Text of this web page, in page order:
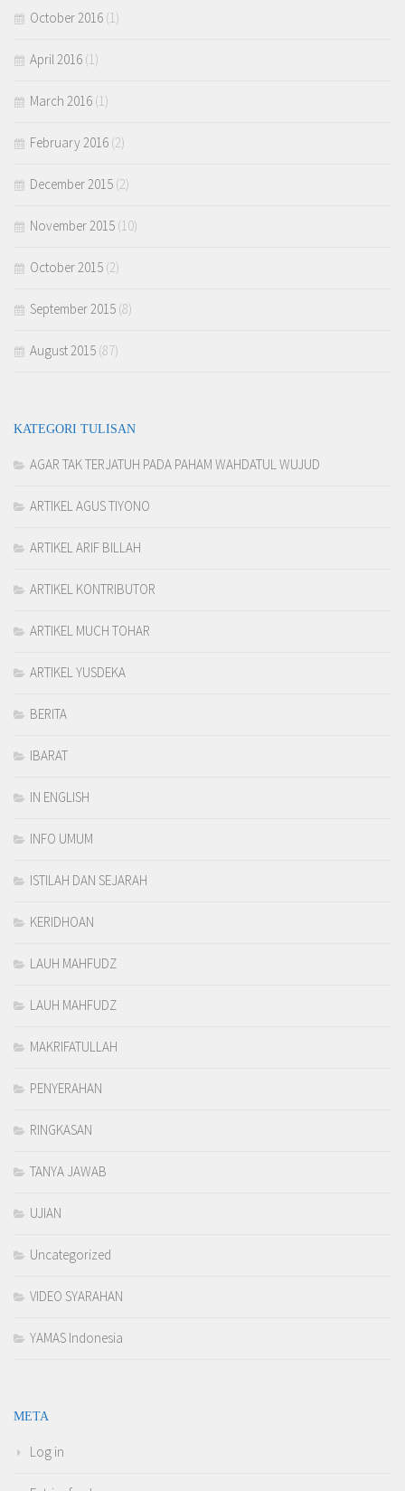
October 2016 (1)
April 2016 (1)
March 2016 (1)
February 2016 (2)
December 2015 (2)
November 2015 (10)
October 2015 (2)
September 2015 (8)
August 2015 (87)
KATEGORI TULISAN
AGAR TAK TERJATUH PADA PAHAM WAHDATUL WUJUD
ARTIKEL AGUS TIYONO
ARTIKEL ARIF BILLAH
ARTIKEL KONTRIBUTOR
ARTIKEL MUCH TOHAR
ARTIKEL YUSDEKA
BERITA
IBARAT
IN ENGLISH
INFO UMUM
ISTILAH DAN SEJARAH
KERIDHOAN
LAUH MAHFUDZ
LAUH MAHFUDZ
MAKRIFATULLAH
PENYERAHAN
RINGKASAN
TANYA JAWAB
UJIAN
Uncategorized
VIDEO SYARAHAN
YAMAS Indonesia
META
Log in